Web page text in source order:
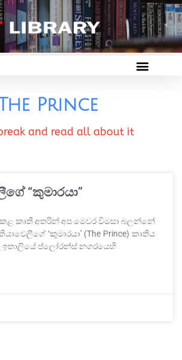
Prince
and read all about it
“කුමාරයා”
කෘති අතරින් අප මෙවර විමසා බලන්නේ
‘කුමාරයා’ (The Prince) කෘතිය
ඉතාලියේ ප්ලෝරන්ස් නගරයෙහි